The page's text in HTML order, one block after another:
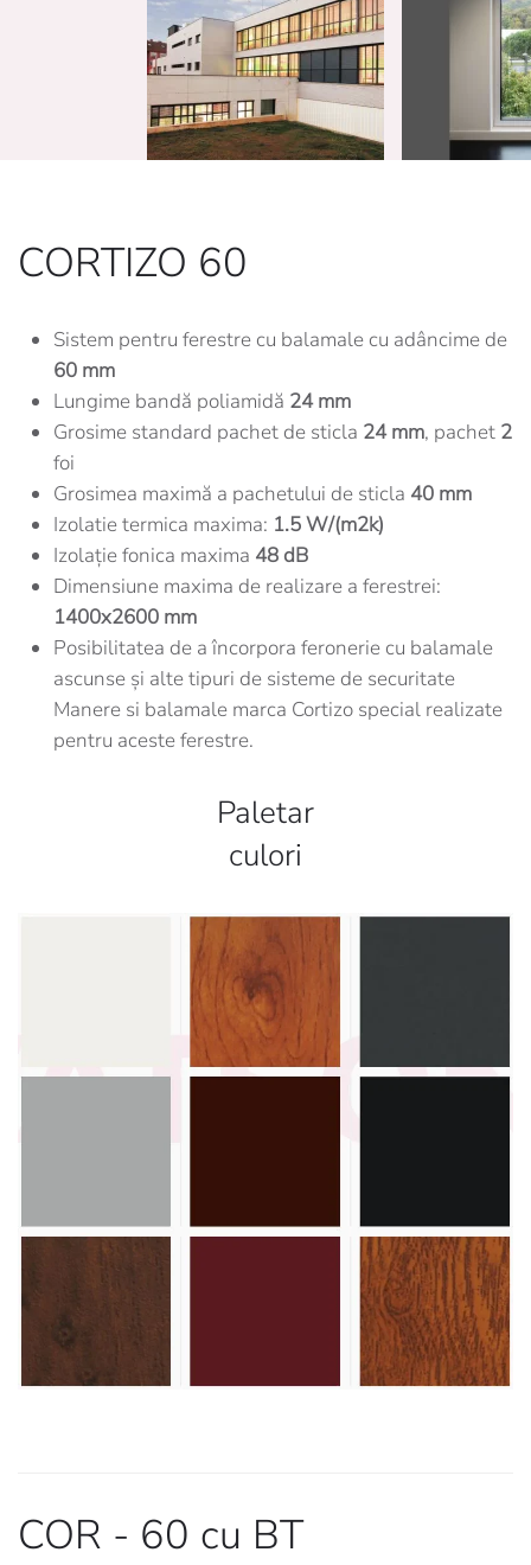
CORTIZO 60
Sistem pentru ferestre cu balamale cu adâncime de
60 mm
Lungime bandă poliamidă 24 mm
Grosime standard pachet de sticla 24 mm, pachet 2
foi
Grosimea maximă a pachetului de sticla 40 mm
Izolatie termica maxima: 1.5 W/(m2k)
Izolație fonica maxima 48 dB
Dimensiune maxima de realizare a ferestrei:
1400x2600 mm
Posibilitatea de a încorpora feronerie cu balamale
ascunse și alte tipuri de sisteme de securitate
Manere si balamale marca Cortizo special realizate
pentru aceste ferestre.
Paletar
culori
COR - 60 cu BT